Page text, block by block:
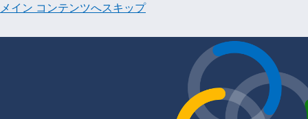
メイン コンテンツへスキップ